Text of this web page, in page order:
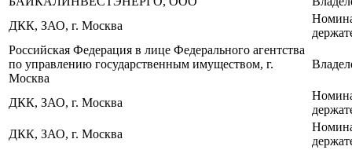
ДКК, ЗАО, г. Москва
Российская Федерация в лице Федерального агентства
по управлению государственным имуществом, г.
Москва
ДКК, ЗАО, г. Москва
ДКК, ЗАО, г. Москва